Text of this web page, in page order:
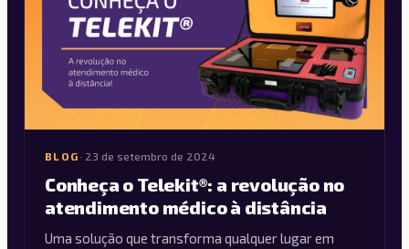
BLOG · 23 de setembro de 2024
Conheça o Telekit®: a revolução no
atendimento médico à distância
Uma solução que transforma qualquer lugar em